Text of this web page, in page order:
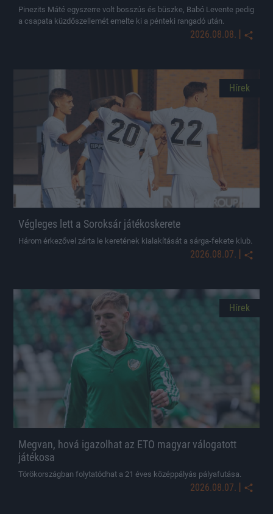
Pinezits Máté egyszerre volt bosszús és büszke, Babó Levente pedig
a csapata küzdőszellemét emelte ki a pénteki rangadó után.
2026.08.08. |
Hírek
Végleges lett a Soroksár játékoskerete
Három érkezővel zárta le keretének kialakítását a sárga-fekete klub.
2026.08.07.
Hírek
Megvan, hová igazolhat az ETO magyar válogatott
játékosa
Törökországban folytatódhat a 21 éves középpályás pályafutása.
2026.08.07. |